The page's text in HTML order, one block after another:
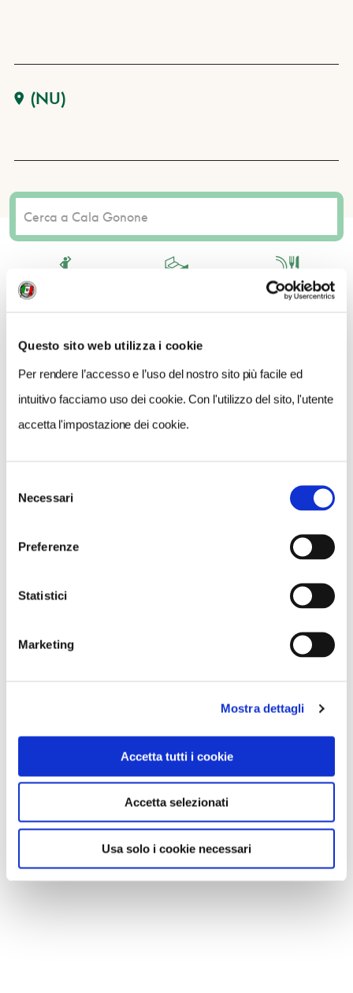
Questo sito web utilizza i cookie
Per rendere l’accesso e l’uso del nostro sito più facile ed
intuitivo facciamo uso dei cookie. Con l'utilizzo del sito, l'utente
accetta l'impostazione dei cookie.
delNecessari
Preferenze
Statistici
Marketing
Mostra dettagli
Accetta tutti i cookie
Accetta selezionati
Usa solo i cookie necessari
(NU)
DOVE MANGIARE
Nessun risultato.
VEDI SU